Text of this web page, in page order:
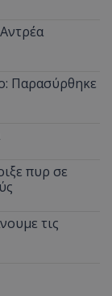
Παρασύρθηκε
πυρ σε
τις